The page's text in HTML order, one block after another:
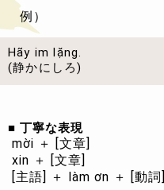
例）
Hãy im lặng.
(静かにしろ)
■ 丁寧な表現
mời ＋ [文章]
xin ＋ [文章]
[主語] ＋ làm ơn ＋ [動詞]